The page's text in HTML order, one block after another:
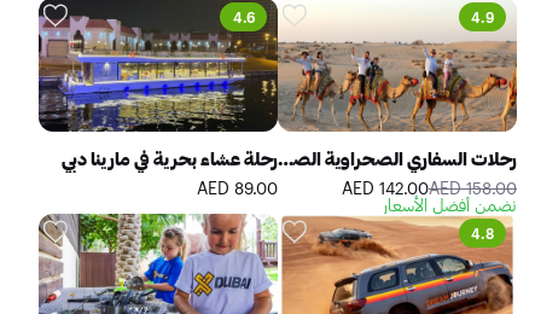
4.9
رحلات السفاري الصحراوية الصباحية في دبي: ركوب الكثبان الرملية والتزلج على الرمال وركوب الجمال
158.00 AED
142.00 AED
نضمن أفضل الأسعار
4.6
رحلة عشاء بحرية في مارينا دبي
89.00 AED
4.8